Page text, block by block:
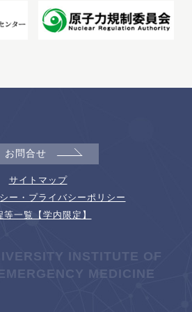
お問合せ
サイトマップ
ー・プライバシーポリシー
等一覧【学内限定】
INSTITUTE OF
MEDICINE